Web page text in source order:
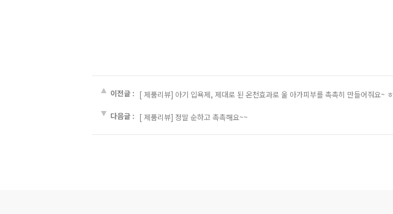
이전글 : [ 제품리뷰] 아기 입욕제, 제대로 된 온천효과로 울 아가피부를 촉촉히 만들어줘요~ ㅎ
다음글 : [ 제품리뷰] 정말 순하고 촉촉해요~~